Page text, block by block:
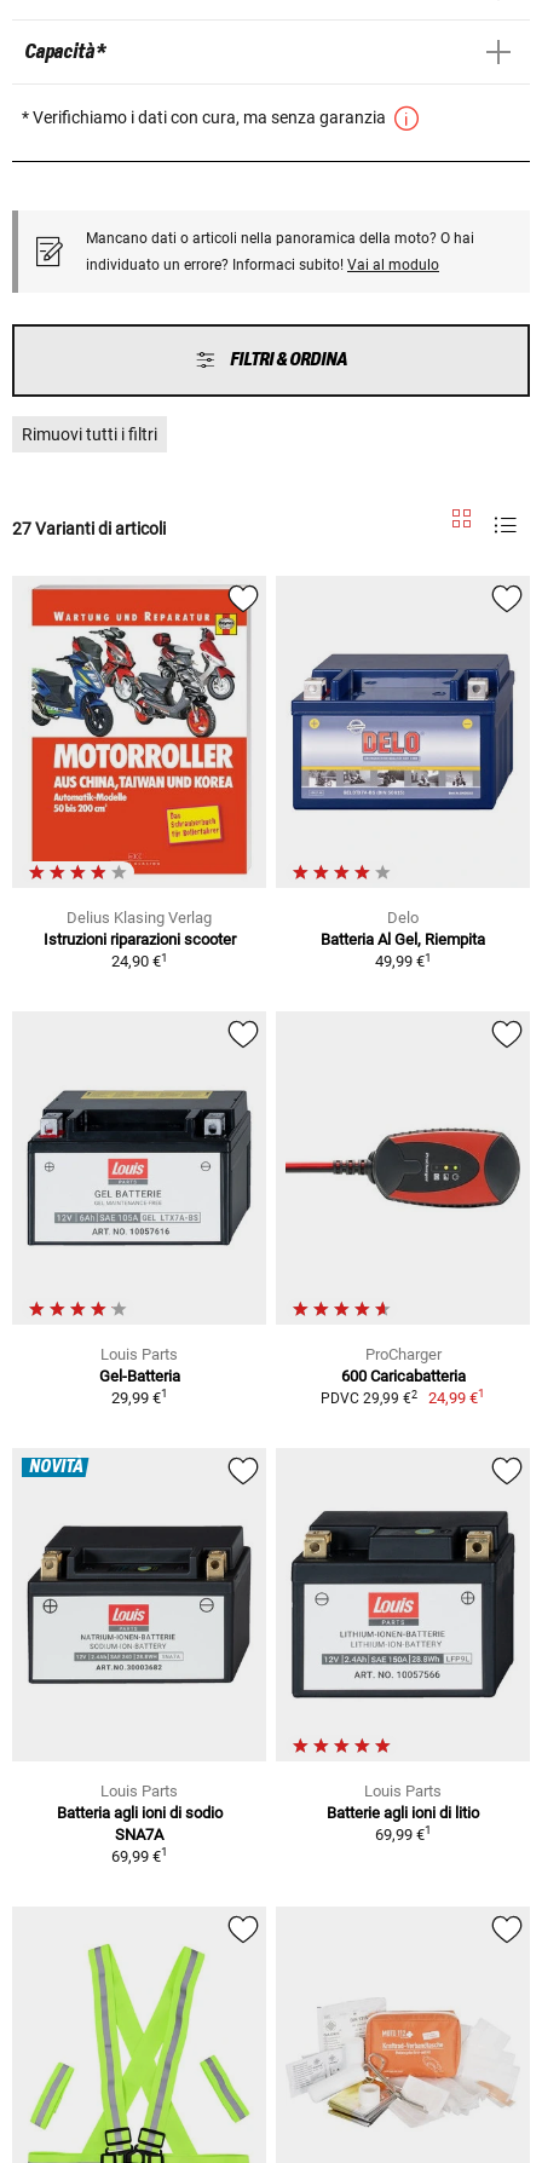
Capacità *
* Verifichiamo i dati con cura, ma senza garanzia
Mancano dati o articoli nella panoramica della moto? O hai
individuato un errore? Informaci subito! Vai al modulo
FILTRI & ORDINA
Rimuovi tutti i filtri
27 Varianti di articoli
Delius Klasing Verlag
Istruzioni riparazioni scooter
24,90 €1
Delo
Batteria Al Gel, Riempita
49,99 €1
Louis Parts
Gel-Batteria
29,99 €1
ProCharger
600 Caricabatteria
PDVC 29,99 €2 24,99 €1
NOVITÀ
Louis Parts
Batteria agli ioni di sodio
SNA7A
69,99 €1
Louis Parts
Batterie agli ioni di litio
69,99 €1